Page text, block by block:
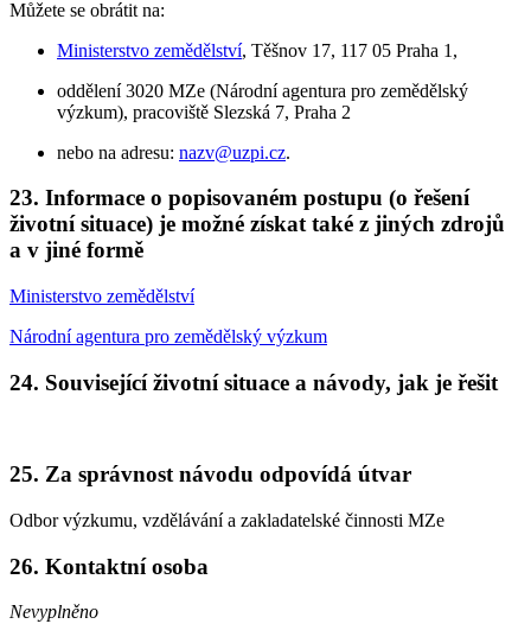
Můžete se obrátit na:
Ministerstvo zemědělství, Těšnov 17, 117 05 Praha 1,
oddělení 3020 MZe (Národní agentura pro zemědělský
výzkum), pracoviště Slezská 7, Praha 2
nebo na adresu: nazv@uzpi.cz.
23. Informace o popisovaném postupu (o řešení
životní situace) je možné získat také z jiných zdrojů
a v jiné formě
Ministerstvo zemědělství
Národní agentura pro zemědělský výzkum
24. Související životní situace a návody, jak je řešit
25. Za správnost návodu odpovídá útvar
Odbor výzkumu, vzdělávání a zakladatelské činnosti MZe
26. Kontaktní osoba
Nevyplněno